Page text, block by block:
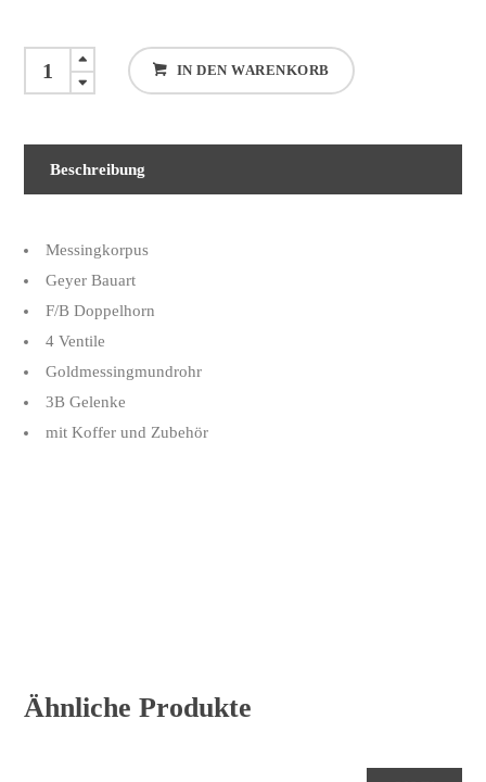
Hoyer
HH
IN DEN WARENKORB
Beschreibung
Messingkorpus
Geyer Bauart
F/B Doppelhorn
4 Ventile
Goldmessingmundrohr
3B Gelenke
mit Koffer und Zubehör
Ähnliche Produkte